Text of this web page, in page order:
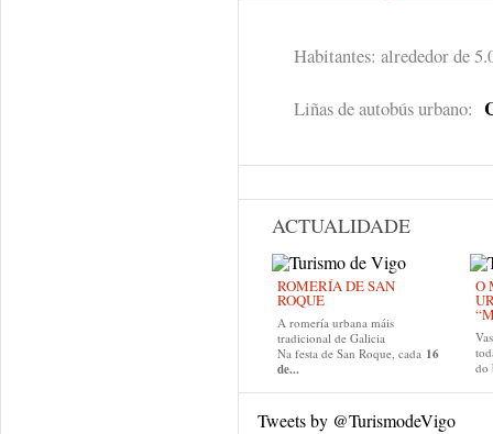
Habitantes: alrededor de
Liñas de autobús urbano:
ACTUALIDADE
ROMERÍA DE SAN
ROQUE
A romería urbana máis
tradicional de Galicia
Na festa de San Roque, cada 16
de...
O
do
Tweets by @TurismodeVigo